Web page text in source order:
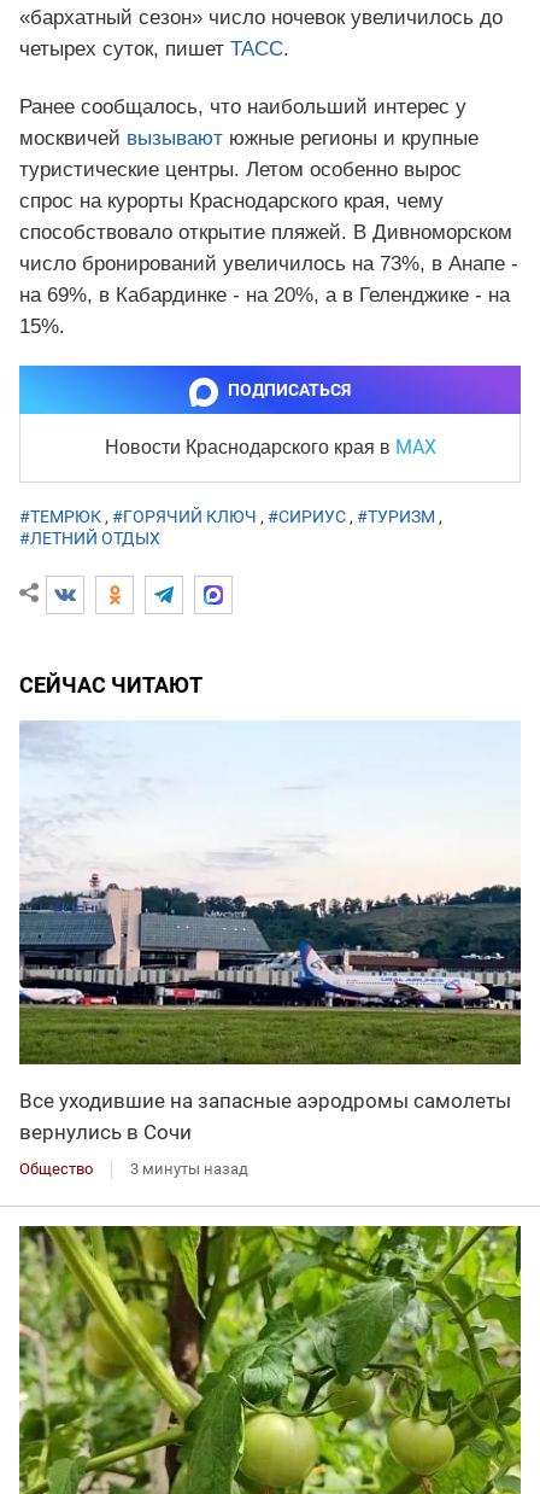
«бархатный сезон» число ночевок увеличилось до
четырех суток, пишет ТАСС.
Ранее сообщалось, что наибольший интерес у
москвичей вызывают южные регионы и крупные
туристические центры. Летом особенно вырос
спрос на курорты Краснодарского края, чему
способствовало открытие пляжей. В Дивноморском
число бронирований увеличилось на 73%, в Анапе -
на 69%, в Кабардинке - на 20%, а в Геленджике - на
15%.
ПОДПИСАТЬСЯ
Новости Краснодарского края в MAX
#ТЕМРЮК, #ГОРЯЧИЙ КЛЮЧ , #СИРИУС, #ТУРИЗМ ,
#ЛЕТНИЙ ОТДЫХ
СЕЙЧАС ЧИТАЮТ
Все уходившие на запасные аэродромы самолеты
вернулись в Сочи
Общество 3 минуты назад